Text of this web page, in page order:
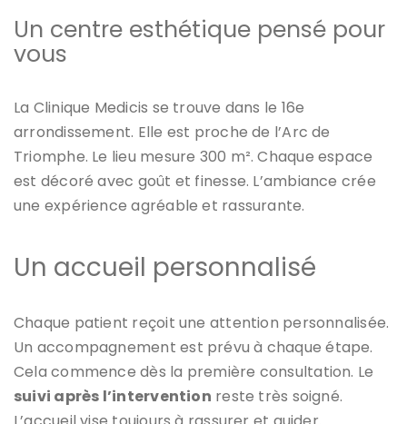
Un centre esthétique pensé pour
vous
La Clinique Medicis se trouve dans le 16e
arrondissement. Elle est proche de l’Arc de
Triomphe. Le lieu mesure 300 m². Chaque espace
est décoré avec goût et finesse. L’ambiance crée
une expérience agréable et rassurante.
Un accueil personnalisé
Chaque patient reçoit une attention personnalisée.
Un accompagnement est prévu à chaque étape.
Cela commence dès la première consultation. Le
suivi après l’intervention reste très soigné.